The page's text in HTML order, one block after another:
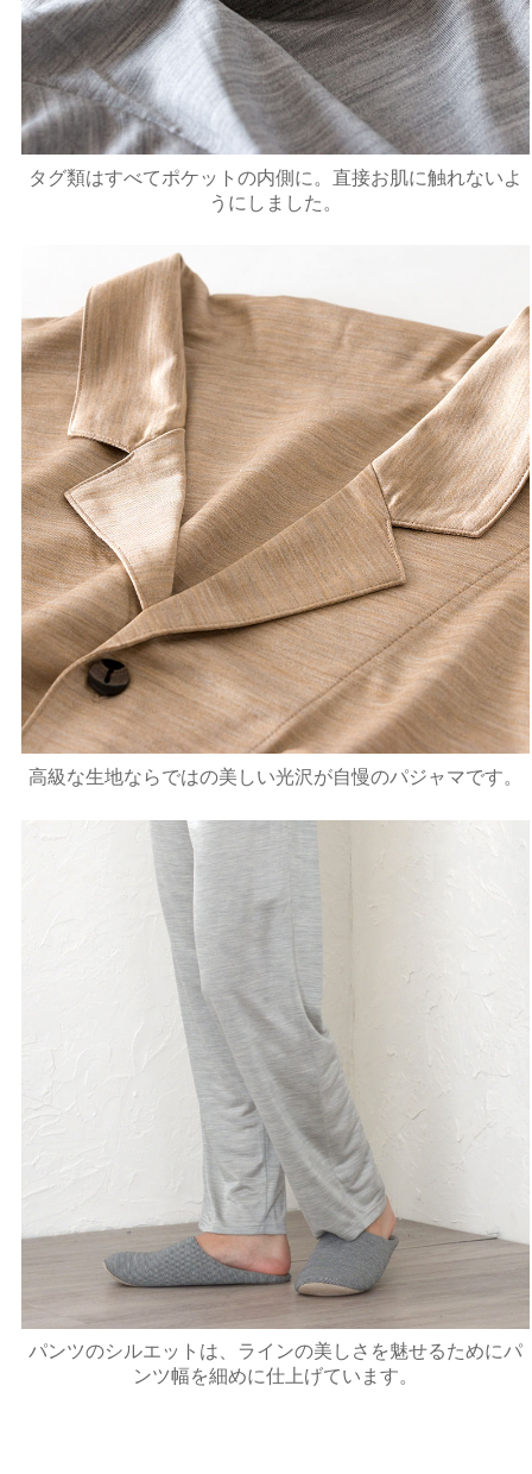
タグ類はすべてポケットの内側に。直接お肌に触れないよ
うにしました。
高級な生地ならではの美しい光沢が自慢のパジャマです。
パンツのシルエットは、ラインの美しさを魅せるためにパ
ンツ幅を細めに仕上げています。